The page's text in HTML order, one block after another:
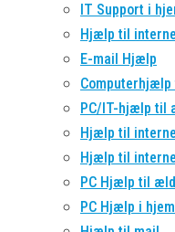
IT Support i
Hjælp til
E-mail Hjælp
PC/IT-hjælp til
Hjælp til
Hjælp til
PC Hjælp til
PC Hjælp i